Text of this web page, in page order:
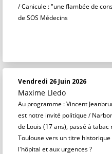
/ Canicule : "une flambée de
de SOS Médecins
Vendredi 26 Juin 2026
Maxime Lledo
Au programme : Vincent
est notre invité politique /
de Louis (17 ans), passé à
Toulouse vers un titre
l'hôpital et aux urgences ?